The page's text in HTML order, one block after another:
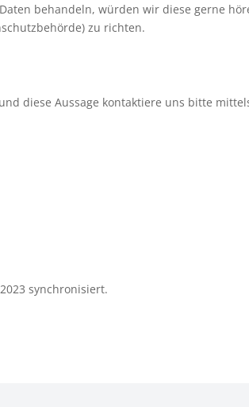
behandeln, würden wir diese gerne
zu richten.
diese Aussage kontaktiere uns bitte
synchronisiert.